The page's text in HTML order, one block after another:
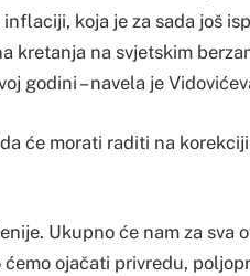
koja je za sada još
kretanja na svjetskim
godini – navela je
će morati raditi na
Ukupno će nam za sva
ojačati privredu,